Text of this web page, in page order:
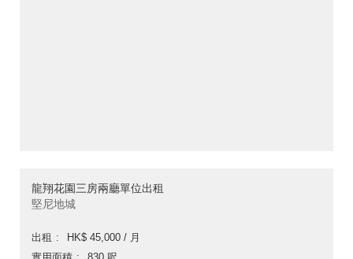
龍翔花園三房兩廳單位出租
堅尼地城
出租
HK$ 45,000 / 月